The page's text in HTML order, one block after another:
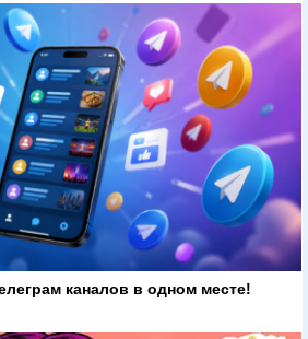
каналов в одном месте!